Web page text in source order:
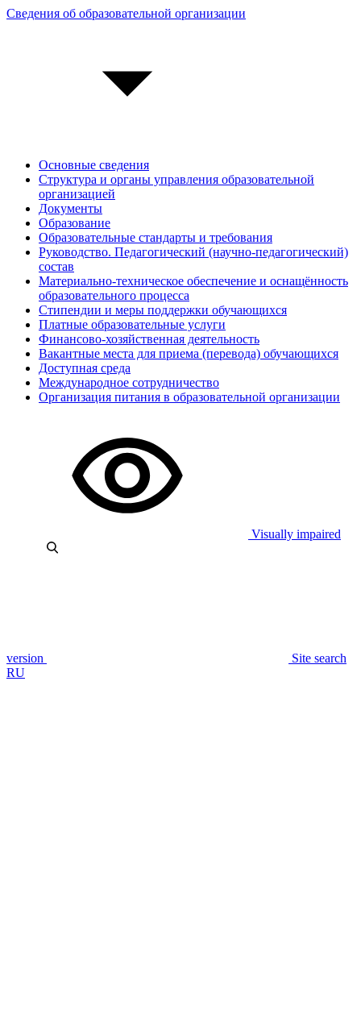
Сведения об образовательной организации
Основные сведения
Структура и органы управления образовательной
организацией
Документы
Образование
Образовательные стандарты и требования
Руководство. Педагогический (научно-педагогический)
состав
Материально-техническое обеспечение и оснащённость
образовательного процесса
Стипендии и меры поддержки обучающихся
Платные образовательные услуги
Финансово-хозяйственная деятельность
Вакантные места для приема (перевода) обучающихся
Доступная среда
Международное сотрудничество
Организация питания в образовательной организации
Visually impaired
version
Site search
RU